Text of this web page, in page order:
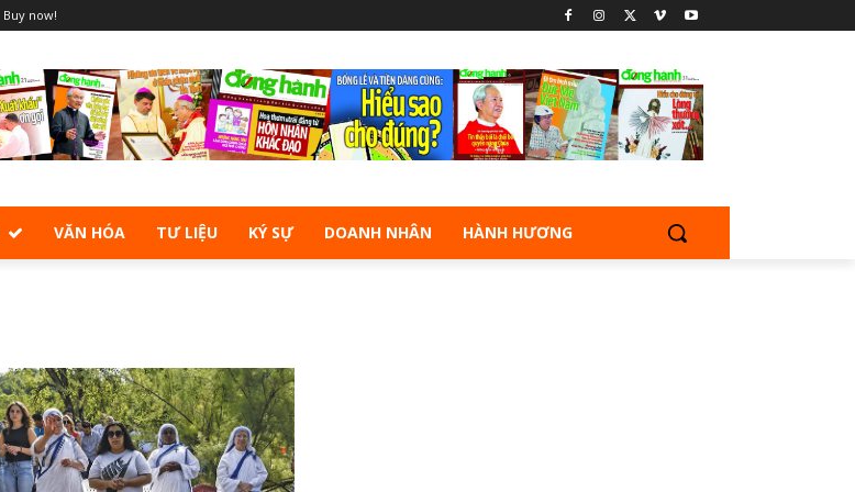
Buy now!
VĂN HÓA TƯ LIỆU KÝ SỰ DOANH NHÂN HÀNH HƯƠNG